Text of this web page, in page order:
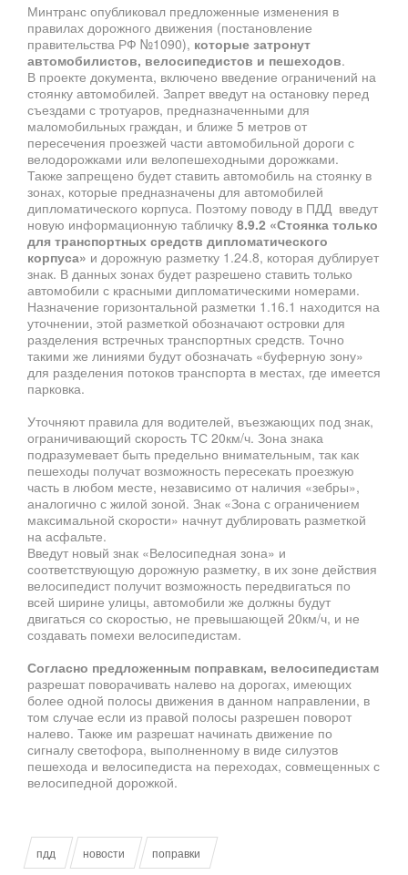
Минтранс опубликовал предложенные изменения в
правилах дорожного движения (постановление
правительства РФ №1090), которые затронут
автомобилистов, велосипедистов и пешеходов.
В проекте документа, включено введение ограничений на
стоянку автомобилей. Запрет введут на остановку перед
съездами с тротуаров, предназначенными для
маломобильных граждан, и ближе 5 метров от
пересечения проезжей части автомобильной дороги с
велодорожками или велопешеходными дорожками.
Также запрещено будет ставить автомобиль на стоянку в
зонах, которые предназначены для автомобилей
дипломатического корпуса. Поэтому поводу в ПДД введут
новую информационную табличку 8.9.2 «Стоянка только
для транспортных средств дипломатического
корпуса» и дорожную разметку 1.24.8, которая дублирует
знак. В данных зонах будет разрешено ставить только
автомобили с красными дипломатическими номерами.
Назначение горизонтальной разметки 1.16.1 находится на
уточнении, этой разметкой обозначают островки для
разделения встречных транспортных средств. Точно
такими же линиями будут обозначать «буферную зону»
для разделения потоков транспорта в местах, где имеется
парковка.
Уточняют правила для водителей, въезжающих под знак,
ограничивающий скорость ТС 20км/ч. Зона знака
подразумевает быть предельно внимательным, так как
пешеходы получат возможность пересекать проезжую
часть в любом месте, независимо от наличия «зебры»,
аналогично с жилой зоной. Знак «Зона с ограничением
максимальной скорости» начнут дублировать разметкой
на асфальте.
Введут новый знак «Велосипедная зона» и
соответствующую дорожную разметку, в их зоне действия
велосипедист получит возможность передвигаться по
всей ширине улицы, автомобили же должны будут
двигаться со скоростью, не превышающей 20км/ч, и не
создавать помехи велосипедистам.
Согласно предложенным поправкам, велосипедистам
разрешат поворачивать налево на дорогах, имеющих
более одной полосы движения в данном направлении, в
том случае если из правой полосы разрешен поворот
налево. Также им разрешат начинать движение по
сигналу светофора, выполненному в виде силуэтов
пешехода и велосипедиста на переходах, совмещенных с
велосипедной дорожкой.
пдд новости поправки